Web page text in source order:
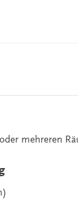
mehreren